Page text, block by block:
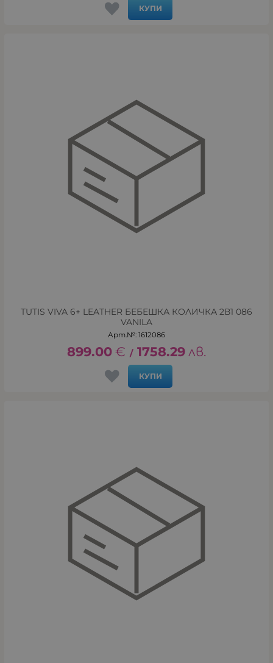
КУПИ
TUTIS VIVA 6+ LEATHER БЕБЕШКА КОЛИЧКА 2В1 086
VANILA
Арт.№: 1612086
899.00 € / 1758.29 лв.
КУПИ